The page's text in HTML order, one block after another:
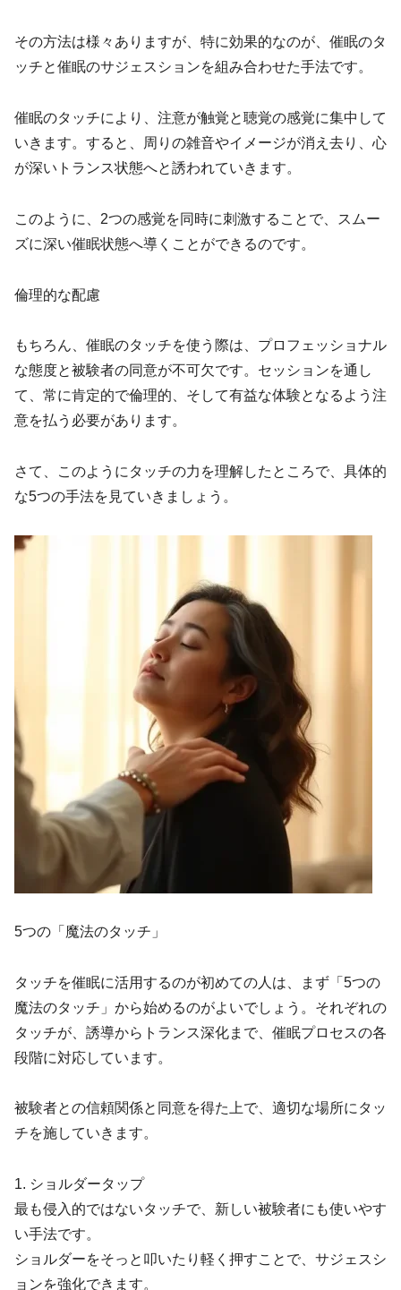
その方法は様々ありますが、特に効果的なのが、催眠のタ
ッチと催眠のサジェスションを組み合わせた手法です。
催眠のタッチにより、注意が触覚と聴覚の感覚に集中して
いきます。すると、周りの雑音やイメージが消え去り、心
が深いトランス状態へと誘われていきます。
このように、2つの感覚を同時に刺激することで、スムー
ズに深い催眠状態へ導くことができるのです。
倫理的な配慮
もちろん、催眠のタッチを使う際は、プロフェッショナル
な態度と被験者の同意が不可欠です。セッションを通し
て、常に肯定的で倫理的、そして有益な体験となるよう注
意を払う必要があります。
さて、このようにタッチの力を理解したところで、具体的
な5つの手法を見ていきましょう。
5つの「魔法のタッチ」
タッチを催眠に活用するのが初めての人は、まず「5つの
魔法のタッチ」から始めるのがよいでしょう。それぞれの
タッチが、誘導からトランス深化まで、催眠プロセスの各
段階に対応しています。
被験者との信頼関係と同意を得た上で、適切な場所にタッ
チを施していきます。
1. ショルダータップ
最も侵入的ではないタッチで、新しい被験者にも使いやす
い手法です。
ショルダーをそっと叩いたり軽く押すことで、サジェスシ
ョンを強化できます。